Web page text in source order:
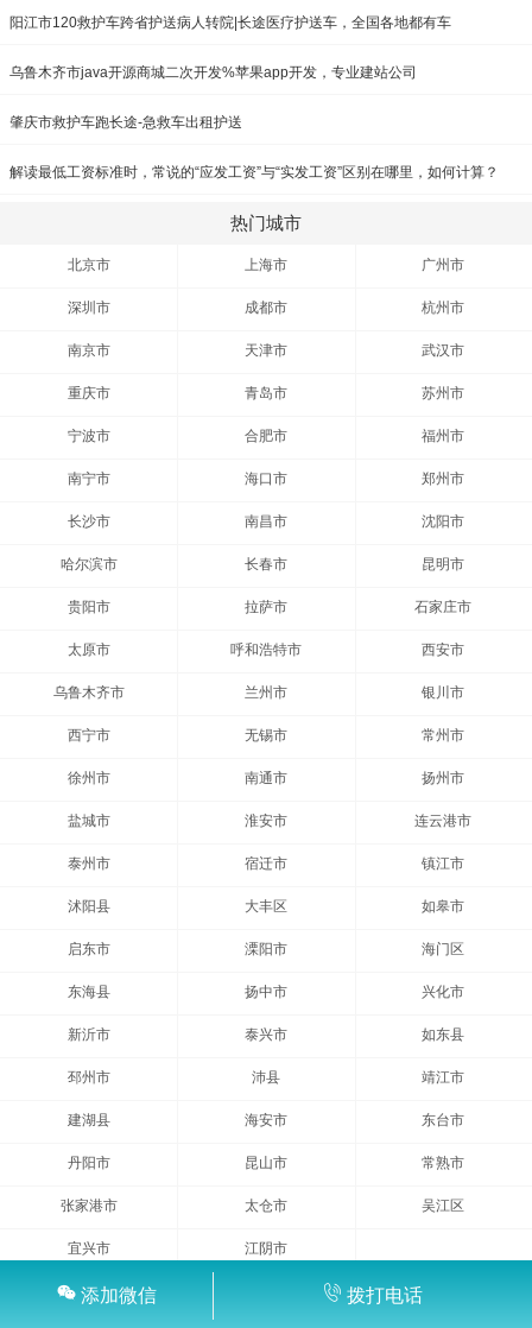
阳江市120救护车跨省护送病人转院|长途医疗护送车，全国各地都有车
乌鲁木齐市java开源商城二次开发%苹果app开发，专业建站公司
肇庆市救护车跑长途-急救车出租护送
解读最低工资标准时，常说的“应发工资”与“实发工资”区别在哪里，如何计算？
热门城市
北京市 上海市 广州市
深圳市 成都市 杭州市
南京市 天津市 武汉市
重庆市 青岛市 苏州市
宁波市 合肥市 福州市
南宁市 海口市 郑州市
长沙市 南昌市 沈阳市
哈尔滨市 长春市 昆明市
贵阳市 拉萨市 石家庄市
太原市 呼和浩特市 西安市
乌鲁木齐市 兰州市 银川市
西宁市 无锡市 常州市
徐州市 南通市 扬州市
盐城市 淮安市 连云港市
泰州市 宿迁市 镇江市
沭阳县 大丰区 如皋市
启东市 溧阳市 海门区
东海县 扬中市 兴化市
新沂市 泰兴市 如东县
邳州市 沛县 靖江市
建湖县 海安市 东台市
丹阳市 昆山市 常熟市
张家港市 太仓市 吴江区
宜兴市 江阴市
救护车出租网 渝ICP备2024026439号-3
添加微信 拨打电话